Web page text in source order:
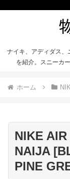
ナイキ、アディダス、
を紹介。スニーカ
ホーム
NIKE
NAIJA
PINE